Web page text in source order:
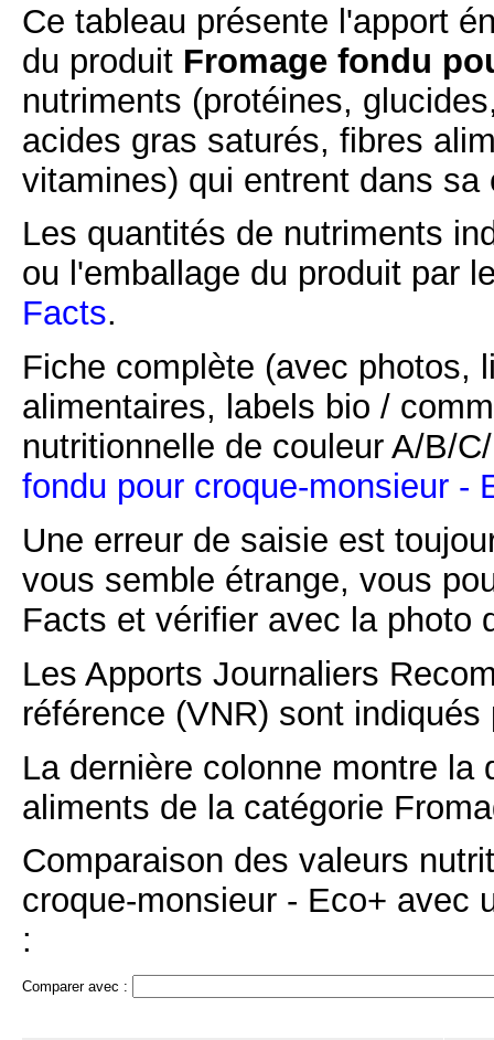
Ce tableau présente l'apport
du produit Fromage fondu
nutriments (protéines,
acides gras saturés, fibres
vitamines) qui entrent dans sa
Les quantités de nutriments
ou l'emballage du produit par
Facts.
Fiche complète (avec photos,
alimentaires, labels bio /
nutritionnelle de couleur A/B/
fondu pour croque-monsieur -
Une erreur de saisie est
vous semble étrange, vous
Facts et vérifier avec la photo
Les Apports Journaliers
référence (VNR) sont
La dernière colonne montre
aliments de la catégorie
Comparaison des valeurs
croque-monsieur - Eco+ avec
:
Comparer avec :